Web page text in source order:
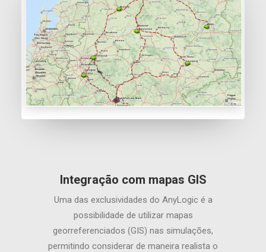
Integração com mapas GIS
Uma das exclusividades do AnyLogic é a
possibilidade de utilizar mapas
georreferenciados (GIS) nas simulações,
permitindo considerar de maneira realista o